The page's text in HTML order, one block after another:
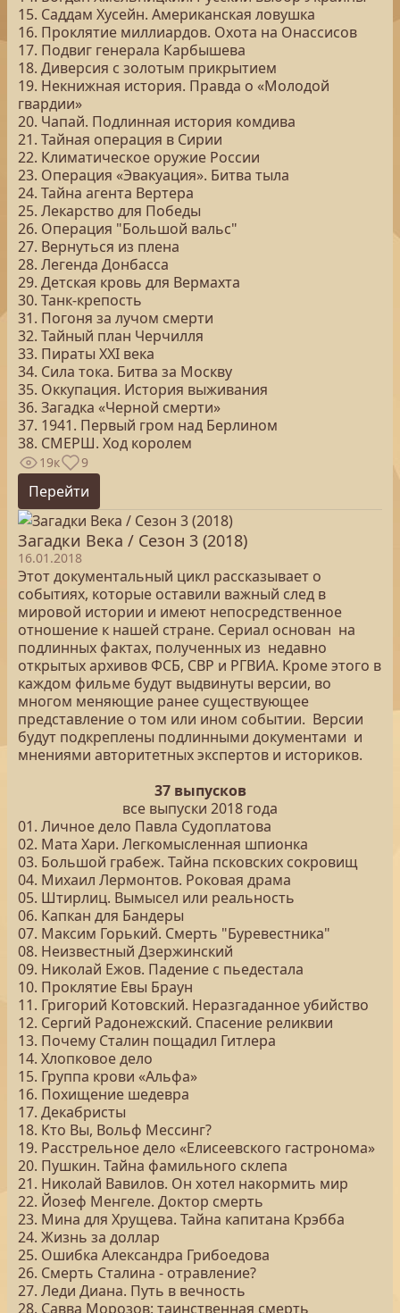
15. Саддам Хусейн. Американская ловушка
16. Проклятие миллиардов. Охота на Онассисов
17. Подвиг генерала Карбышева
18. Диверсия с золотым прикрытием
19. Некнижная история. Правда о «Молодой
гвардии»
20. Чапай. Подлинная история комдива
21. Тайная операция в Сирии
22. Климатическое оружие России
23. Операция «Эвакуация». Битва тыла
24. Тайна агента Вертера
25. Лекарство для Победы
26. Операция "Большой вальс"
27. Вернуться из плена
28. Легенда Донбасса
29. Детская кровь для Вермахта
30. Танк-крепость
31. Погоня за лучом смерти
32. Тайный план Черчилля
33. Пираты ХХI века
34. Сила тока. Битва за Москву
35. Оккупация. История выживания
36. Загадка «Черной смерти»
37. 1941. Первый гром над Берлином
38. СМЕРШ. Ход королем
19к 9
Перейти
Загадки Века / Сезон 3 (2018)
16.01.2018
Этот документальный цикл рассказывает о
событиях, которые оставили важный след в
мировой истории и имеют непосредственное
отношение к нашей стране. Сериал основан на
подлинных фактах, полученных из недавно
открытых архивов ФСБ, СВР и РГВИА. Кроме этого в
каждом фильме будут выдвинуты версии, во
многом меняющие ранее существующее
представление о том или ином событии. Версии
будут подкреплены подлинными документами и
мнениями авторитетных экспертов и историков.
37 выпусков
все выпуски 2018 года
01. Личное дело Павла Судоплатова
02. Мата Хари. Легкомысленная шпионка
03. Большой грабеж. Тайна псковских сокровищ
04. Михаил Лермонтов. Роковая драма
05. Штирлиц. Вымысел или реальность
06. Капкан для Бандеры
07. Максим Горький. Смерть "Буревестника"
08. Неизвестный Дзержинский
09. Николай Ежов. Падение с пьедестала
10. Проклятие Евы Браун
11. Григорий Котовский. Неразгаданное убийство
12. Сергий Радонежский. Спасение реликвии
13. Почему Сталин пощадил Гитлера
14. Хлопковое дело
15. Группа крови «Альфа»
16. Похищение шедевра
17. Декабристы
18. Кто Вы, Вольф Мессинг?
19. Расстрельное дело «Елисеевского гастронома»
20. Пушкин. Тайна фамильного склепа
21. Николай Вавилов. Он хотел накормить мир
22. Йозеф Менгеле. Доктор смерть
23. Мина для Хрущева. Тайна капитана Крэбба
24. Жизнь за доллар
25. Ошибка Александра Грибоедова
26. Смерть Сталина - отравление?
27. Леди Диана. Путь в вечность
28. Савва Морозов: таинственная смерть